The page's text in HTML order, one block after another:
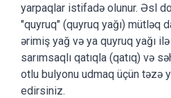
yarpaqlar istifadə olunur. Əsl
"quyruq" (quyruq yağı) mütləq
ərimiş yağ və ya quyruq yağı
sarımsaqlı qatıqla (qatıq) və
otlu bulyonu udmaq üçün təzə
edirsiniz.